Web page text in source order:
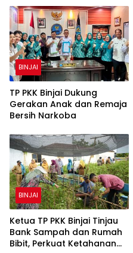
BINJAI
TP PKK Binjai Dukung
Gerakan Anak dan Remaja
Bersih Narkoba
BINJAI
Ketua TP PKK Binjai Tinjau
Bank Sampah dan Rumah
Bibit, Perkuat Ketahanan